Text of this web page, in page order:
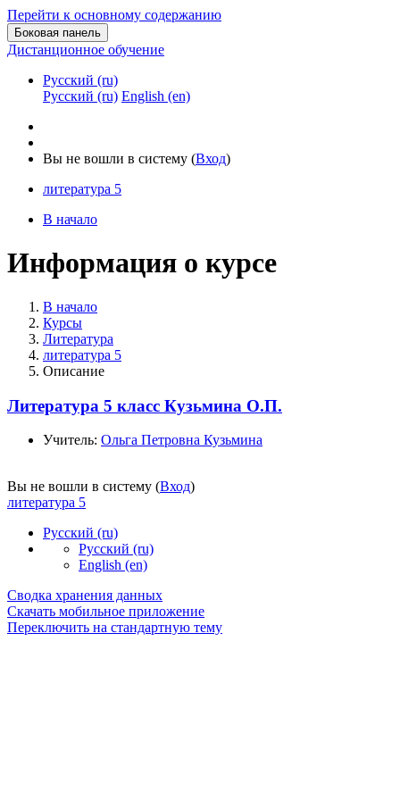
Перейти к основному содержанию
Боковая панель
Дистанционное обучение
Русский ‎(ru)‎
Русский ‎(ru)‎ English ‎(en)‎
Вы не вошли в систему (Вход)
литература 5
В начало
Информация о курсе
В начало
Курсы
Литература
литература 5
Описание
Литература 5 класс Кузьмина О.П.
Учитель: Ольга Петровна Кузьмина
Вы не вошли в систему (Вход)
литература 5
Русский ‎(ru)‎
Русский ‎(ru)‎
English ‎(en)‎
Сводка хранения данных
Скачать мобильное приложение
Переключить на стандартную тему